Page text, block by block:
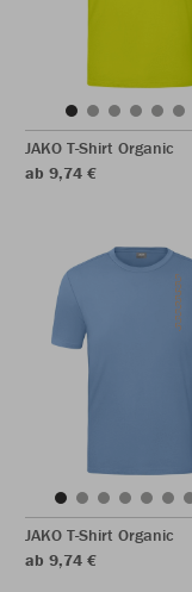
JAKO T-Shirt Organic
ab 9,74 €
JAKO T-Shirt Organic
ab 9,74 €